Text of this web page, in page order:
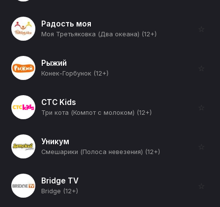
Радость моя
Моя Третьяковка (Два океана) (12+)
☆
Рыжий
Конек-Горбунок (12+)
☆
СТС Kids
Три кота (Компот с молоком) (12+)
☆
Уникум
Смешарики (Полоса невезения) (12+)
☆
Bridge TV
Bridge (12+)
☆